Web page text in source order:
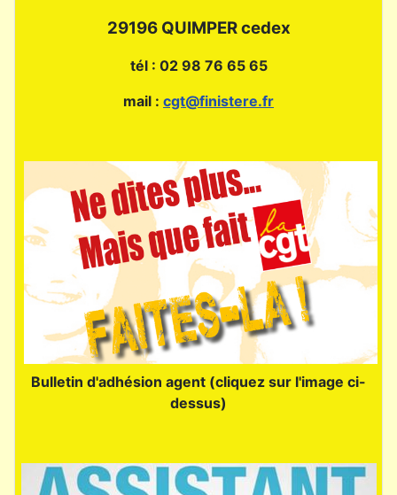
29196 QUIMPER cedex
tél : 02 98 76 65 65
mail : cgt@finistere.fr
Bulletin d'adhésion agent (cliquez sur l'image ci-
dessus)